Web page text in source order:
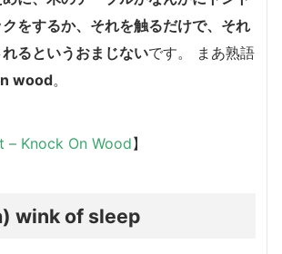
をするか、それを触るだけで、それ
るというおまじないです。 まあ熟語
wood。
– Knock On Wood】
wink of sleep